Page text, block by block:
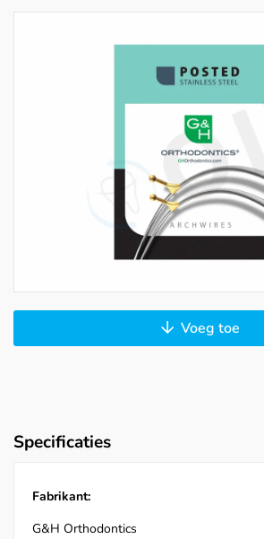
Voeg toe
Specificaties
Fabrikant:
G&H Orthodontics